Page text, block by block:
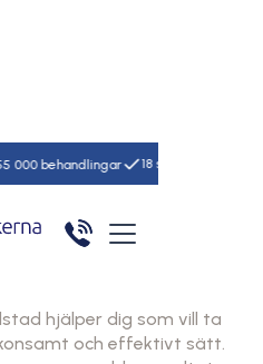
18
hjälper dig som vill ta
och effektivt sätt.
Karlstad